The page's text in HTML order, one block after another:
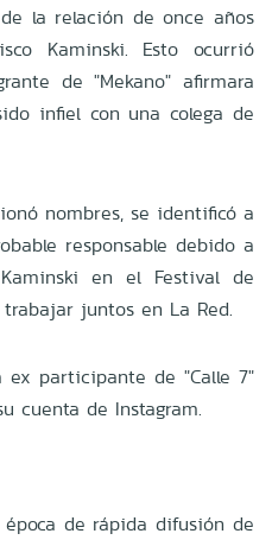
la relación de once años
Kaminski. Esto ocurrió
de "Mekano" afirmara
infiel con una colega de
nombres, se identificó a
responsable debido a
en el Festival de
juntos en La Red.
ex participante de "Calle 7"
cuenta de Instagram.
de rápida difusión de